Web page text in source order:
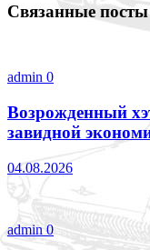
Связанные посты
admin 0
Возрожденный
завидной
04.08.2026
admin0